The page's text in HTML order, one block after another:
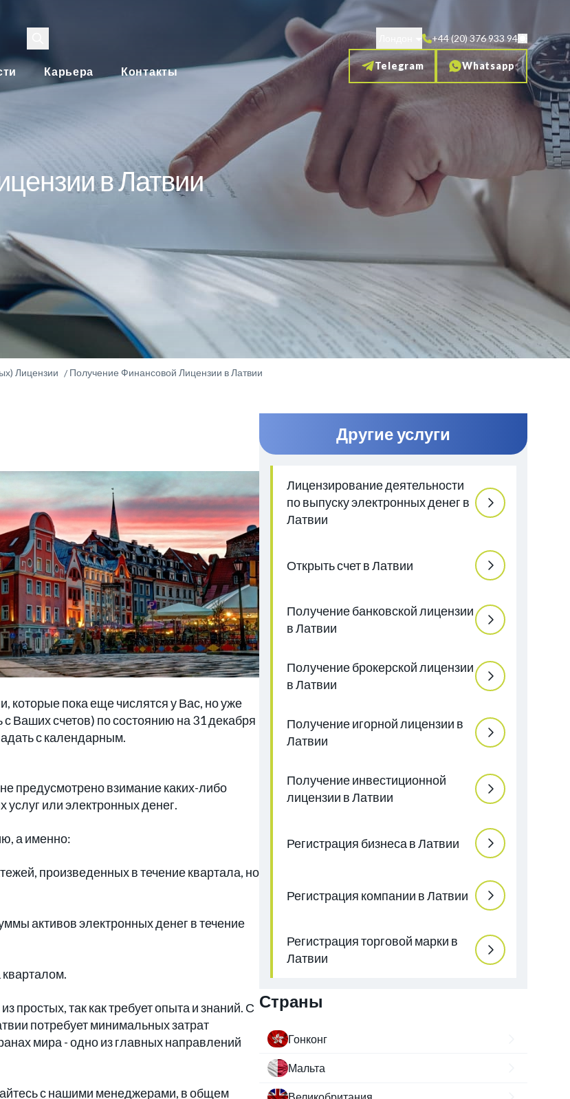
Карьера Контакты
+44 (20) 376 933 94
Telegram Whatsapp
в Латвии
Лицензии Получение Финансовой Лицензии в Латвии
которые пока еще числятся у Вас, но уже
Ваших счетов) по состоянию на 31 декабря
с календарным.
предусмотрено взимание каких-либо
или электронных денег.
а именно:
произведенных в течение квартала, но
активов электронных денег в течение
простых, так как требует опыта и знаний. С
потребует минимальных затрат
мира - одно из главных направлений
с нашими менеджерами, в общем
Другие услуги
Лицензирование деятельности
по выпуску электронных денег в
Латвии
Открыть счет в Латвии
Получение банковской лицензии
в Латвии
Получение брокерской лицензии
в Латвии
Получение игорной лицензии в
Латвии
Получение инвестиционной
лицензии в Латвии
Регистрация бизнеса в Латвии
Регистрация компании в Латвии
Регистрация торговой марки в
Латвии
Страны
Гонконг
Мальта